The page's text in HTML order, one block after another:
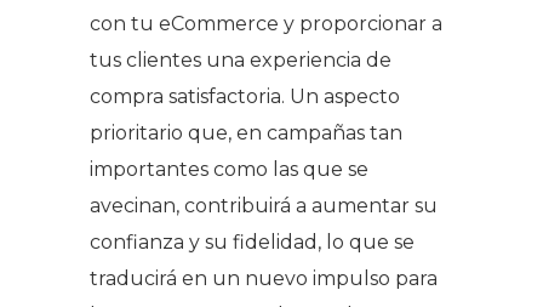
con tu eCommerce y proporcionar a
tus clientes una experiencia de
compra satisfactoria. Un aspecto
prioritario que, en campañas tan
importantes como las que se
avecinan, contribuirá a aumentar su
confianza y su fidelidad, lo que se
traducirá en un nuevo impulso para